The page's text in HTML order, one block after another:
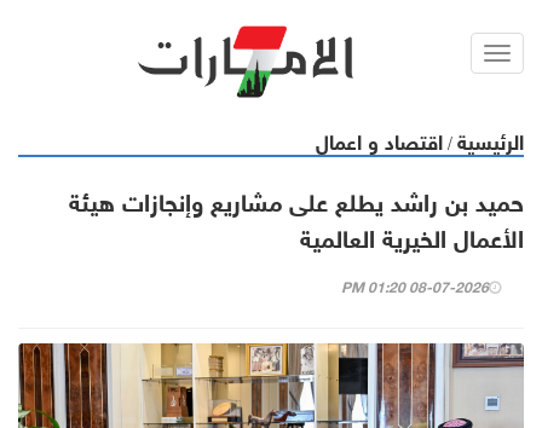
Toggl
الرئيسية / اقتصاد و اعمال
حميد بن راشد يطلع على مشاريع وإنجازات هيئة
الأعمال الخيرية العالمية
08-07-2026 01:20 PM